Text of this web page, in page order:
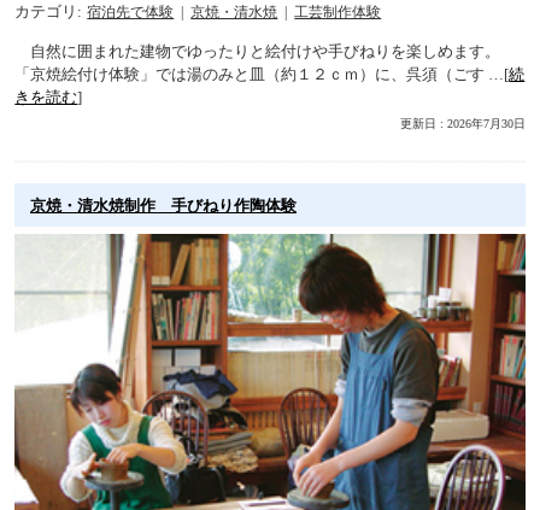
カテゴリ
宿泊先で体験 京焼・清水焼 工芸制作体験
自然に囲まれた建物でゆったりと絵付けや手びねりを楽しめます。
「京焼絵付け体験」では湯のみと皿（約１２ｃｍ）に、呉須（ごす …[続
きを読む]
更新日 : 2026年7月30日
京焼・清水焼制作 手びねり作陶体験